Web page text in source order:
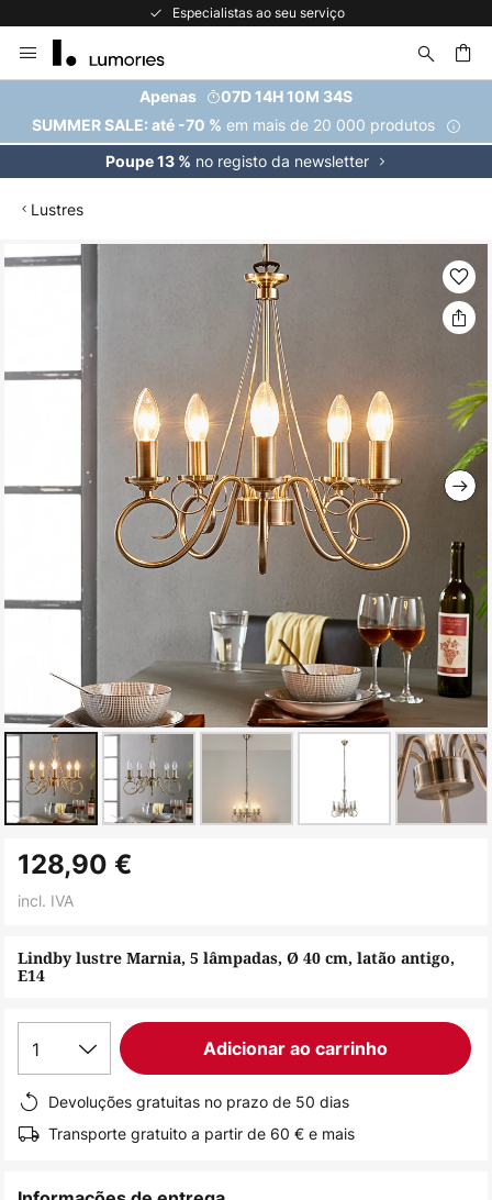
Especialistas ao seu serviço
para
Conteúdo
Apenas
07D 14H 10M 33S
SUMMER SALE: até -70 % em mais de 20 000 produtos
Poupe 13 % no registo da newsletter
Lustres
Saltar
da
para
da
Galeria
Lindby lustre Marnia, 5 lâmpadas, Ø 40 cm, latão antigo,
E14
128,90 €
incl. IVA
1 Adicionar ao carrinho
Devoluções gratuitas no prazo de 50 dias
Transporte gratuito a partir de 60 € e mais